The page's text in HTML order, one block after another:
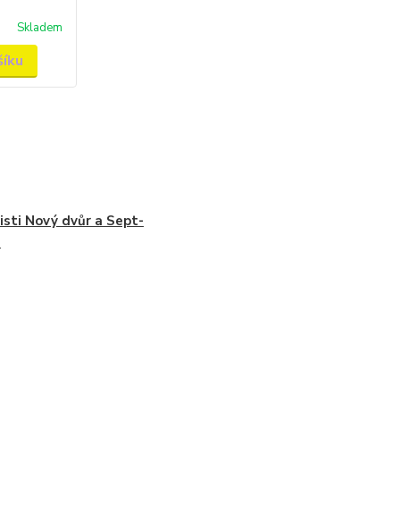
Skladem
Nový dvůr a Sept-